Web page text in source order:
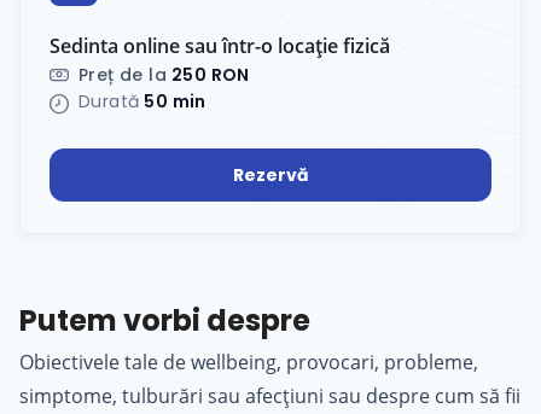
Sedinta online sau într-o locație fizică
Preț de la 250 RON
Durată 50 min
Rezervă
Putem vorbi despre
Obiectivele tale de wellbeing, provocari, probleme,
simptome, tulburări sau afecțiuni sau despre cum să fii